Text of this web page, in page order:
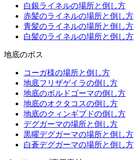
白銀ライネルの場所と倒し方
赤髪のライネルの場所と倒し方
青髪のライネルの場所と倒し方
白髪のライネルの場所と倒し方
地底のボス
コーガ様の場所と倒し方
地底フリザゲイラの倒し方
地底のボルドゴーマの倒し方
地底のオクタコスの倒し方
地底のクィンギブドの倒し方
デグガーマの場所と倒し方
黒曜デグガーマの場所と倒し方
白蒼デグガーマの場所と倒し方